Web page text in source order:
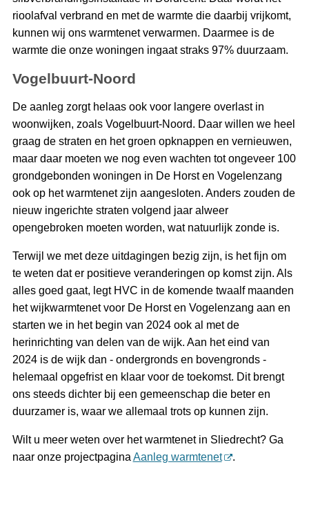
rioolafval verbrand en met de warmte die daarbij vrijkomt,
kunnen wij ons warmtenet verwarmen. Daarmee is de
warmte die onze woningen ingaat straks 97% duurzaam.
Vogelbuurt-Noord
De aanleg zorgt helaas ook voor langere overlast in
woonwijken, zoals Vogelbuurt-Noord. Daar willen we heel
graag de straten en het groen opknappen en vernieuwen,
maar daar moeten we nog even wachten tot ongeveer 100
grondgebonden woningen in De Horst en Vogelenzang
ook op het warmtenet zijn aangesloten. Anders zouden de
nieuw ingerichte straten volgend jaar alweer
opengebroken moeten worden, wat natuurlijk zonde is.
Terwijl we met deze uitdagingen bezig zijn, is het fijn om
te weten dat er positieve veranderingen op komst zijn. Als
alles goed gaat, legt HVC in de komende twaalf maanden
het wijkwarmtenet voor De Horst en Vogelenzang aan en
starten we in het begin van 2024 ook al met de
herinrichting van delen van de wijk. Aan het eind van
2024 is de wijk dan - ondergronds en bovengronds -
helemaal opgefrist en klaar voor de toekomst. Dit brengt
ons steeds dichter bij een gemeenschap die beter en
duurzamer is, waar we allemaal trots op kunnen zijn.
Wilt u meer weten over het warmtenet in Sliedrecht? Ga
naar onze projectpagina Aanleg warmtenet .